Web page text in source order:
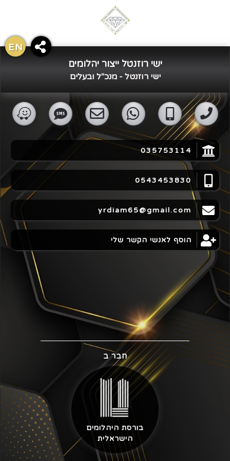
EN
ישי רוזנטל ייצור יהלומים
ישי רוזנטל - מנכ"ל ובעלים
035753114
0543453830
yrdiam65@gmail.com
הוסף לאנשי הקשר שלי
חבר ב
בורסת היהלומים
הישראלית
שתף כרטיס ביקור